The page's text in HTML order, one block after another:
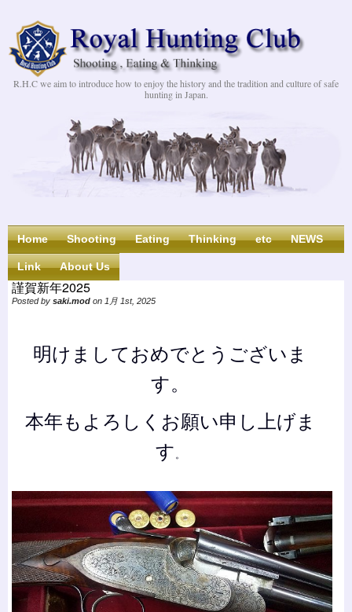
R.H.C we aim to introduce how to enjoy the history and the tradition and culture of safe
hunting in Japan.
Home Shooting Eating Thinking etc NEWS
Link About Us
謹賀新年2025
Posted by saki.mod on 1月 1st, 2025
明けましておめでとうございま
す。
本年もよろしくお願い申し上げま
す 。